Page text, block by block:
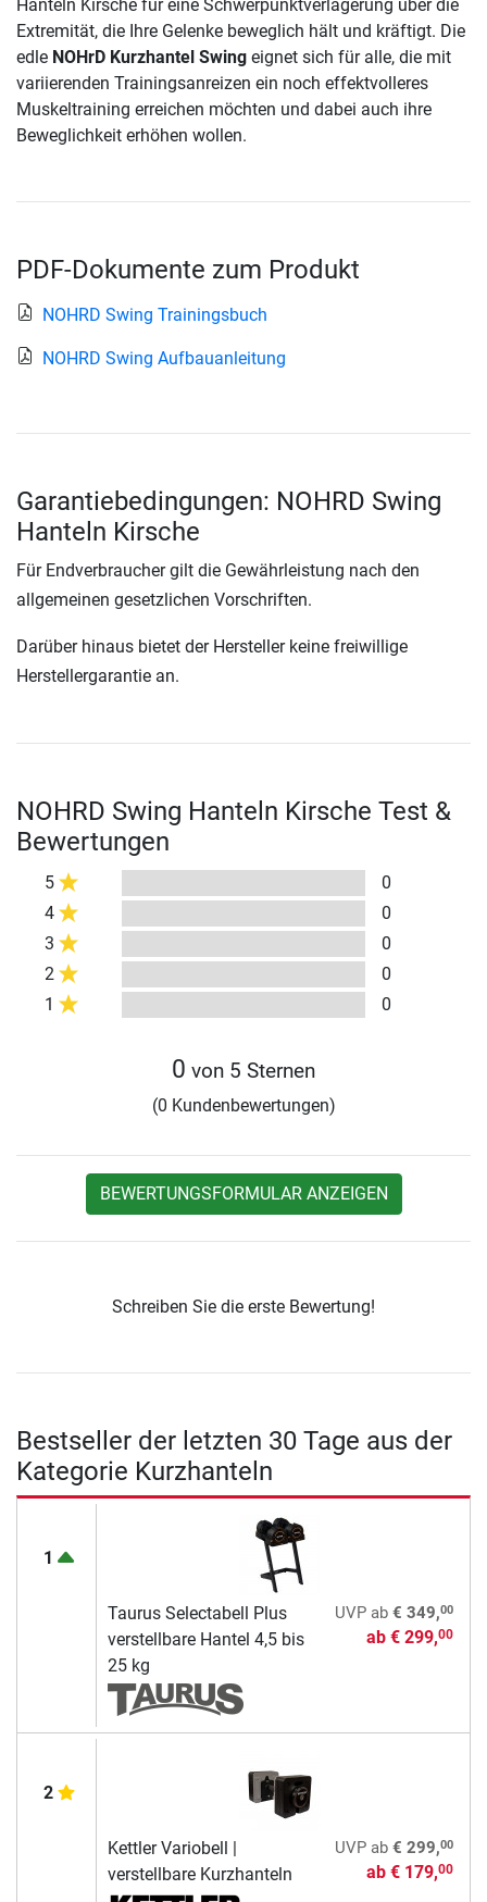
Hanteln Kirsche für eine Schwerpunktverlagerung über die
Extremität, die Ihre Gelenke beweglich hält und kräftigt. Die
edle NOHrD Kurzhantel Swing eignet sich für alle, die mit
variierenden Trainingsanreizen ein noch effektvolleres
Muskeltraining erreichen möchten und dabei auch ihre
Beweglichkeit erhöhen wollen.
PDF-Dokumente zum Produkt
NOHRD Swing Trainingsbuch
NOHRD Swing Aufbauanleitung
Garantiebedingungen: NOHRD Swing
Hanteln Kirsche
Für Endverbraucher gilt die Gewährleistung nach den
allgemeinen gesetzlichen Vorschriften.
Darüber hinaus bietet der Hersteller keine freiwillige
Herstellergarantie an.
NOHRD Swing Hanteln Kirsche Test &
Bewertungen
5
0
4
0
3
0
2
0
1
0
0 von 5 Sternen
(0 Kundenbewertungen)
BEWERTUNGSFORMULAR ANZEIGEN
Schreiben Sie die erste Bewertung!
Bestseller der letzten 30 Tage aus der
Kategorie Kurzhanteln
1
Taurus Selectabell Plus
verstellbare Hantel 4,5 bis
25 kg
UVPab € 349,00
ab € 299,00
2
Kettler Variobell |
verstellbare Kurzhanteln
UVPab € 299,00
ab € 179,00